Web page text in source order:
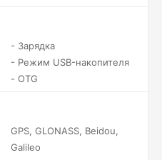
- Зарядка
- Режим USB-накопителя
- OTG
GPS, GLONASS, Beidou,
Galileo